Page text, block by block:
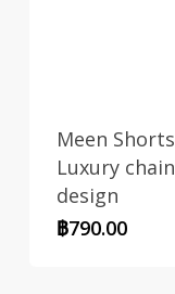
Meen Shorts
Luxury chain
design
฿790.00